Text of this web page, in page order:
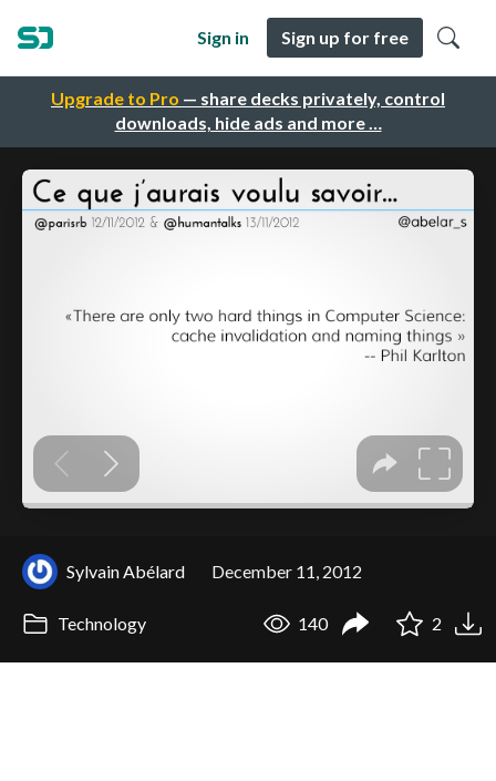
Upgrade to Pro — share decks privately, control
downloads, hide ads and more …
Sign in Sign up for free
Sylvain Abélard December 11, 2012
Technology 140 2